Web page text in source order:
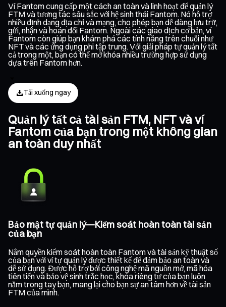
Ví Fantom cung cấp một cách an toàn và linh hoạt để quản lý
FTM và tương tác sâu sắc với hệ sinh thái Fantom. Nó hỗ trợ
nhiều định dạng địa chỉ và mạng, cho phép bạn dễ dàng lưu trữ,
gửi, nhận và hoán đổi Fantom. Ngoài các giao dịch cơ bản, ví
Fantom còn giúp bạn khám phá các tính năng trên chuỗi như
NFT và các ứng dụng phi tập trung. Với giải pháp tự quản lý tất
cả trong một, bạn có thể mở khóa nhiều trường hợp sử dụng
dựa trên Fantom hơn.
Tải xuống ngay
Quản lý tất cả tài sản FTM, NFT và ví
Fantom của bạn trong một không gian
an toàn duy nhất
Bảo mật tự quản lý—Kiểm soát hoàn toàn tài sản
của bạn
Nắm quyền kiểm soát hoàn toàn Fantom và tài sản kỹ thuật số
của bạn với ví tự quản lý được thiết kế để đảm bảo an toàn và
dễ sử dụng. Được hỗ trợ bởi công nghệ mã nguồn mở, mã hóa
tiên tiến và bảo vệ sinh trắc học, khóa riêng tư của bạn luôn
nằm trong tay bạn, mang lại cho bạn sự an tâm hơn về tài sản
FTM của mình.